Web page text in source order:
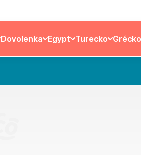
Dovolenka Egypt Turecko Grécko